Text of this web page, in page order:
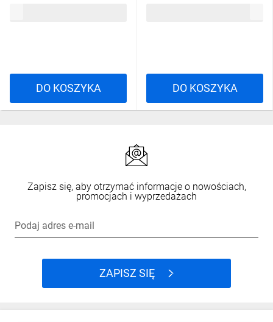
DO KOSZYKA DO KOSZYKA
Zapisz się, aby otrzymać informacje o nowościach,
promocjach i wyprzedażach
Podaj adres e-mail
ZAPISZ SIĘ